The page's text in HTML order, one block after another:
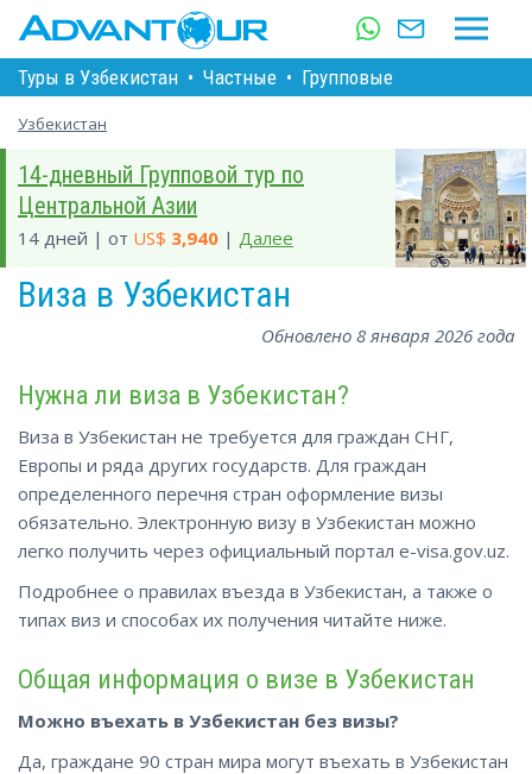
Туры в Узбекистан • Частные • Групповые
Узбекистан
14-дневный Групповой тур по
Центральной Азии
14 дней | от US$ 3,940 | Далее
Виза в Узбекистан
Обновлено 8 января 2026 года
Нужна ли виза в Узбекистан?
Виза в Узбекистан не требуется для граждан СНГ,
Европы и ряда других государств. Для граждан
определенного перечня стран оформление визы
обязательно. Электронную визу в Узбекистан можно
легко получить через официальный портал e-visa.gov.uz.
Подробнее о правилах въезда в Узбекистан, а также о
типах виз и способах их получения читайте ниже.
Общая информация о визе в Узбекистан
Можно въехать в Узбекистан без визы?
Да, граждане 90 стран мира могут въехать в Узбекистан